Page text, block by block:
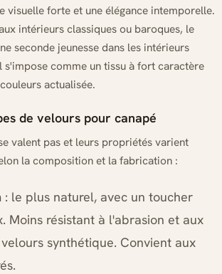
visuelle forte et une élégance intemporelle.
intérieurs classiques ou baroques, le
seconde jeunesse dans les intérieurs
comme un tissu à fort caractère
actualisée.
de velours pour canapé
valent pas et leurs propriétés varient
la composition et la fabrication :
: le plus naturel, avec un toucher
Moins résistant à l'abrasion et aux
synthétique. Convient aux